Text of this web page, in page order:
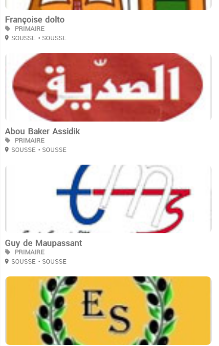
Françoise dolto
PRIMAIRE
SOUSSE • SOUSSE
Abou Baker Assidik
PRIMAIRE
SOUSSE • SOUSSE
Guy de Maupassant
PRIMAIRE
SOUSSE • SOUSSE